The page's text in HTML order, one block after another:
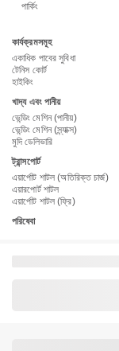
পার্কিং
কার্যক্রমসমূহ
একাধিক পাবের সুবিধা
টেনিস কোর্ট
হাইকিং
খাদ্য এবং পানীয়
ভেন্ডিং মেশিন (পানীয়)
ভেন্ডিং মেশিন (স্ন্যাক্স)
মুদি ডেলিভারি
ট্রান্সপোর্ট
এয়ার্পোট শাটল (অতিরিক্ত চার্জ)
এয়ারপোর্ট শাটল
এয়ার্পোট শাটল (ফ্রি)
পরিষেবা